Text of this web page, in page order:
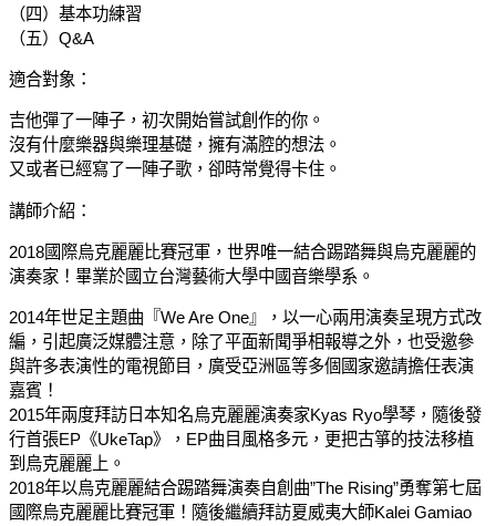
（四）基本功練習
（五）Q&A
適合對象：
吉他彈了一陣子，初次開始嘗試創作的你。
沒有什麼樂器與樂理基礎，擁有滿腔的想法。
又或者已經寫了一陣子歌，卻時常覺得卡住。
講師介紹：
2018國際烏克麗麗比賽冠軍，世界唯一結合踢踏舞與烏克麗麗的
演奏家！畢業於國立台灣藝術大學中國音樂學系。
2014年世足主題曲『We Are One』，以一心兩用演奏呈現方式改
編，引起廣泛媒體注意，除了平面新聞爭相報導之外，也受邀參
與許多表演性的電視節目，廣受亞洲區等多個國家邀請擔任表演
嘉賓！
2015年兩度拜訪日本知名烏克麗麗演奏家Kyas Ryo學琴，隨後發
行首張EP《UkeTap》，EP曲目風格多元，更把古箏的技法移植
到烏克麗麗上。
2018年以烏克麗麗結合踢踏舞演奏自創曲”The Rising”勇奪第七屆
國際烏克麗麗比賽冠軍！隨後繼續拜訪夏威夷大師Kalei Gamiao